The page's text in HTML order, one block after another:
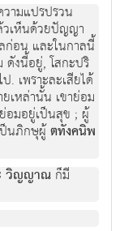
ามแปรปรวน
วเห็นด้วยปัญญา
ก่อน และในกาลนี้
ดังนี้อยู่, โสกะปริ
เพราะละเสียได้
เหล่านั้น เขาย่อม
อมอยู่เป็นสุข ; ผู้
ป็นภิกษุผู้ตทังคนิพ
วิญญาณ ก็มี